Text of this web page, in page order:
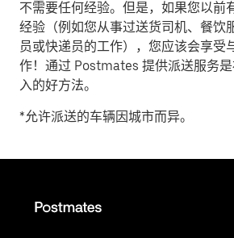
不需要任何经验。但是，如果您以前
经验（例如您从事过送货司机、餐饮
员或快递员的工作），您应该会享受
作！通过 Postmates 提供派送服务
入的好方法。
*允许派送的车辆因城市而异。